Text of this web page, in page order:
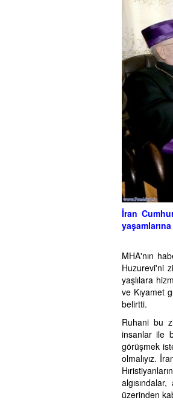
İran
MHA'nın
Huzurevi'ni
yaşlılara
ve Kıyamet
belirtti.
Ruhani bu
insanlar ile
görüşmek
olmalıyız.
üzerinden